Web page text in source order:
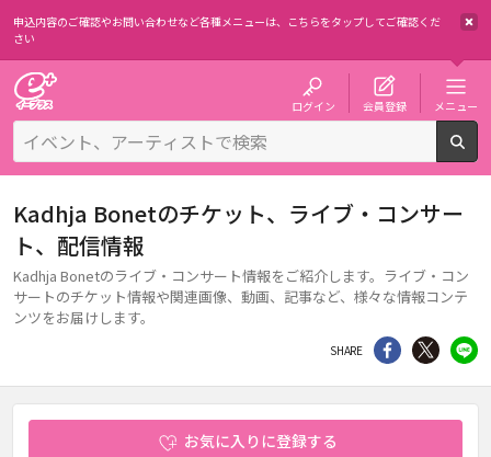
申込内容のご確認やお問い合わせなど各種メニューは、 こちらをタップしてご確認くだ
さい
ログイン 会員登録 メニュー
Kadhja Bonetのチケット、ライブ・コンサー
ト、配信情報
Kadhja Bonetのライブ・コンサート情報をご紹介します。ライブ・コン
サートのチケット情報や関連画像、動画、記事など、様々な情報コンテ
ンツをお届けします。
SHARE シェア Twitter
お気に入りに登録する